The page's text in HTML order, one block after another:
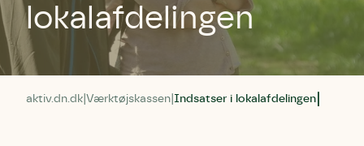
lokalafdelingen
aktiv.dn.dk Værktøjskassen Indsatser i lokalafdelingen